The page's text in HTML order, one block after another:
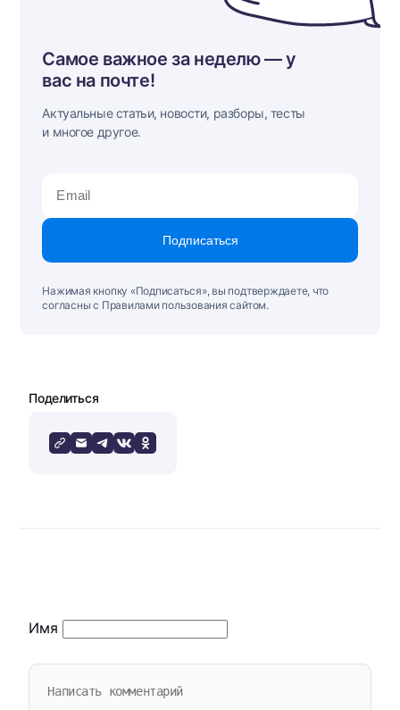
Самое важное за неделю — у
вас на почте!
Актуальные статьи, новости, разборы, тесты
и многое другое.
Подписаться
Нажимая кнопку «Подписаться», вы подтверждаете, что
согласны с Правилами пользования сайтом.
Поделиться
Имя